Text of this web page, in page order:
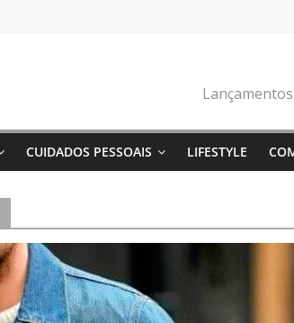
Lançamentos
CUIDADOS PESSOAIS LIFESTYLE